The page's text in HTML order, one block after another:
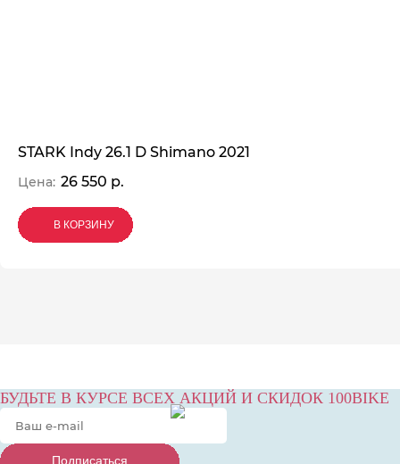
STARK Indy 26.1 D Shimano 2021
Цена: 26 550 р.
В КОРЗИНУ
В КОРЗИНУ
В КОРЗИНУ
БУДЬТЕ В КУРСЕ ВСЕХ АКЦИЙ И СКИДОК 100BIKE
Подписаться
Подписаться
Подписаться